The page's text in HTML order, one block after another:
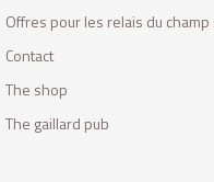
Offres pour les relais du champ
Contact
The shop
The gaillard pub